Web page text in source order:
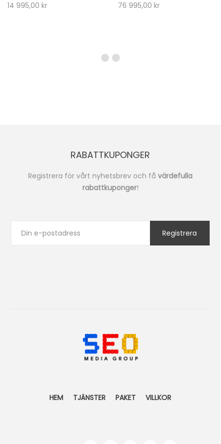
14 995,00 kr
76 995,00 kr
RABATTKUPONGER
Registrera för vårt nyhetsbrev och få värdefulla
rabattkuponger!
HEM TJÄNSTER PAKET VILLKOR